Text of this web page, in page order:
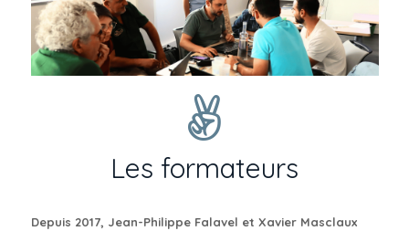
Les formateurs
Depuis 2017, Jean-Philippe Falavel et Xavier Masclaux